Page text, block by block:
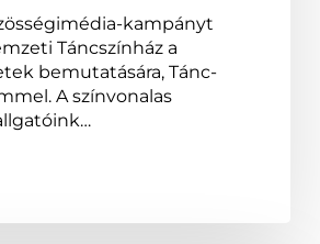
kampányt
Táncszínház a
bemutatására, Tánc-
A színvonalas